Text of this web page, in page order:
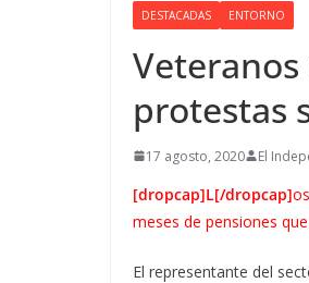
DESTACADAS ENTORNO
protestas
17 agosto, 2020 El
[dropcap]L[/dropcap]
meses de pensiones
El representante del